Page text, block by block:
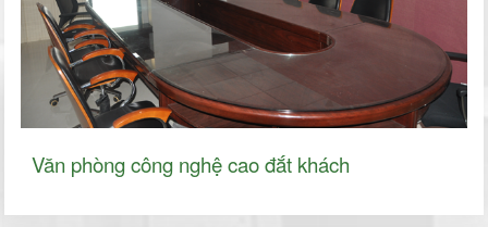
Văn phòng công nghệ cao đắt khách